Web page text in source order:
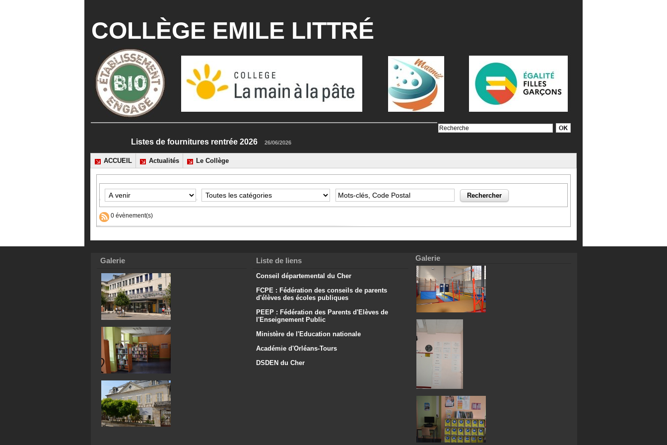
COLLÈGE EMILE LITTRÉ
Listes de fournitures rentrée 2026 26/06/2026
ACCUEIL Actualités Le Collège
0 évènement(s)
Galerie Liste de liens
Conseil départemental du Cher
FCPE : Fédération des conseils de parents
d'élèves des écoles publiques
PEEP : Fédération des Parents d'Elèves de
l'Enseignement Public
Ministère de l'Education nationale
Académie d'Orléans-Tours
DSDEN du Cher
Galerie